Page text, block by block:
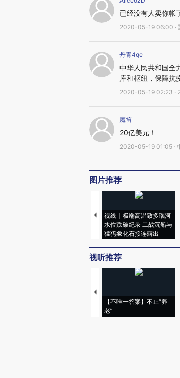
已经没有人卖你帐
2020-05-19 06:00 ·
丹青4qe
中华人民共和国全
库和枢纽，保障抗
2020-05-19 02:23 ·
魔笛
20亿美元！
2020-05-19 01:05 ·
图片推荐
视线｜极端高温致多瑙河
水位跌破纪录 二战沉船与
猛犸象化石接连露出
视听推荐
【不唯一答案】不止“养
老”